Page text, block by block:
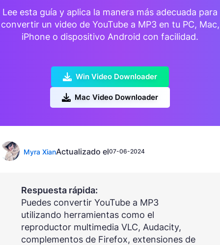
Lee esta guía y aplica la manera más adecuada para
convertir un video de YouTube a MP3 en tu PC, Mac,
iPhone o dispositivo Android con facilidad.
Win Video Downloader
Mac Video Downloader
Myra XianActualizado el07-06-2024
Respuesta rápida:
Puedes convertir YouTube a MP3
utilizando herramientas como el
reproductor multimedia VLC, Audacity,
complementos de Firefox, extensiones de